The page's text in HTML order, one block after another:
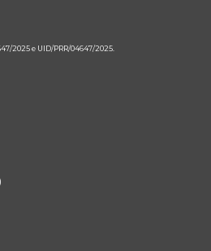
2025 e UID/PRR/04647/2025.